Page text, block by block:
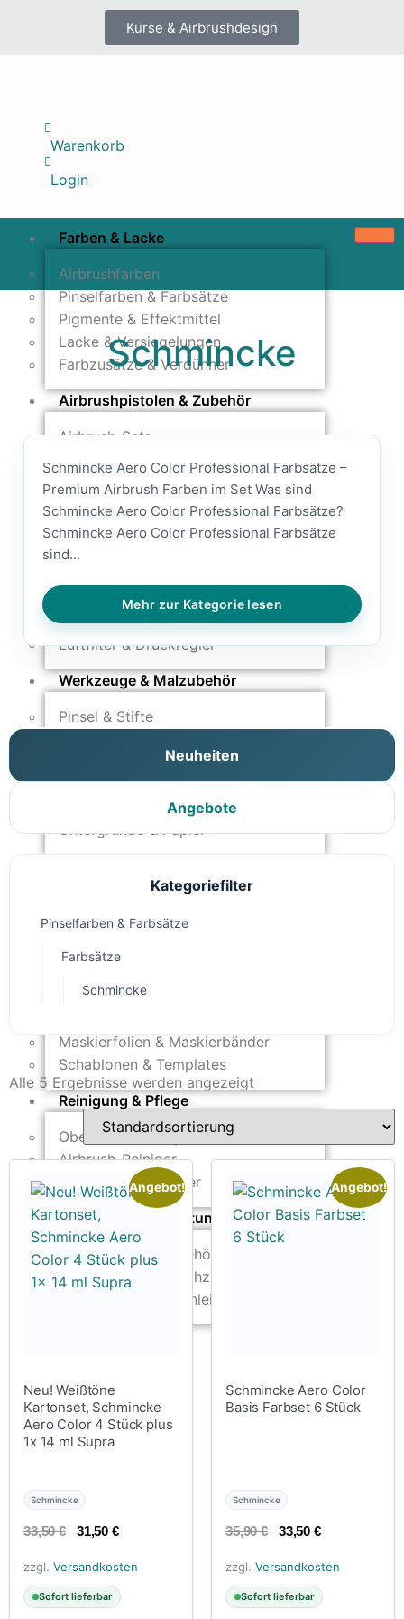
Kurse & Airbrushdesign
Warenkorb
Login
Farben & Lacke
Airbrushfarben
Pinselfarben & Farbsätze
Pigmente & Effektmittel
Lacke & Versiegelungen
Farbzusätze & Verdünner
Airbrushpistolen & Zubehör
Airbrush-Sets
Airbrush-Pistolen
Düsen & Nadeln
Ersatzteile & Tuning
Kompressoren & Lufttechnik
Schläuche & Kupplungen
Anschlüsse & Verschraubungen
Luftfilter & Druckregler
Werkzeuge & Malzubehör
Pinsel & Stifte
Radierer & Schneidewerkzeuge
Plotter & Zubehör
Modellbau-Zubehör
Untergründe & Papier
Spachtelmasse & Sprühspachtel
Schleif- & Poliermittel
Maskierfolien & Maskierbänder
Schablonen & Templates
Reinigung & Pflege
Oberflächenreiniger
Airbrush-Reiniger
Luftreinigung & Filter
Zubehör & Ausstattung
Arbeitsplatz & Zubehör
Leerbehälter & Mischzubehör
Spezialliteratur & Anleitungen
X
Schmincke
Schmincke Aero Color Professional Farbsätze –
Premium Airbrush Farben im Set Was sind
Schmincke Aero Color Professional Farbsätze?
Schmincke Aero Color Professional Farbsätze
sind...
Mehr zur Kategorie lesen
Neuheiten
Angebote
Kategoriefilter
Pinselfarben & Farbsätze
Farbsätze
Schmincke
Alle 5 Ergebnisse werden angezeigt
Angebot!
Neu! Weißtöne
Kartonset, Schmincke
Aero Color 4 Stück plus
1x 14 ml Supra
Schmincke
33,50€ 31,50 €
zzgl. Versandkosten
Sofort lieferbar
Angebot!
Schmincke Aero Color
Basis Farbset 6 Stück
Schmincke
35,90€ 33,50 €
zzgl. Versandkosten
Sofort lieferbar